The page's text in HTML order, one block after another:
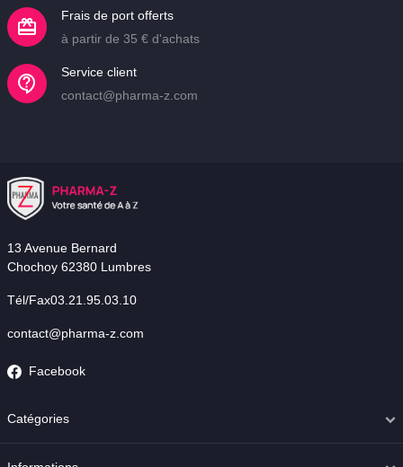
Frais de port offerts
à partir de 35 € d'achats
Service client
contact@pharma-z.com
13 Avenue Bernard
Chochoy 62380 Lumbres
Tél/Fax03.21.95.03.10
contact@pharma-z.com
Facebook
Catégories